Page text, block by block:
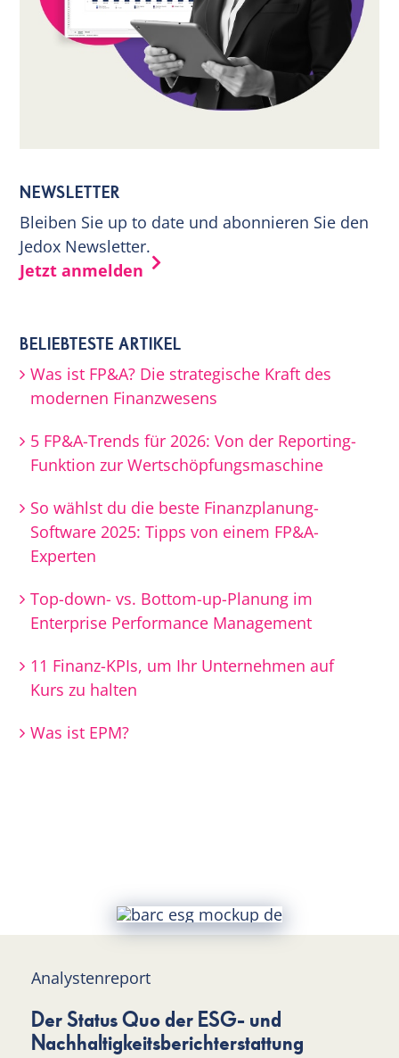
NEWSLETTER
Bleiben Sie up to date und abonnieren Sie den
Jedox Newsletter.
Jetzt anmelden
BELIEBTESTE ARTIKEL
Was ist FP&A? Die strategische Kraft des
modernen Finanzwesens
5 FP&A-Trends für 2026: Von der Reporting-
Funktion zur Wertschöpfungsmaschine
So wählst du die beste Finanzplanung-
Software 2025: Tipps von einem FP&A-
Experten
Top-down- vs. Bottom-up-Planung im
Enterprise Performance Management
11 Finanz-KPIs, um Ihr Unternehmen auf
Kurs zu halten
Was ist EPM?
Analystenreport
Der Status Quo der ESG- und
Nachhaltigkeitsberichterstattung